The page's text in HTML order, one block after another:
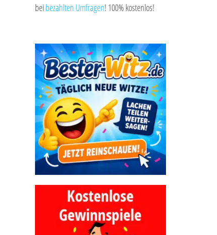
beibezahlten Umfragen! 100% kostenlos!